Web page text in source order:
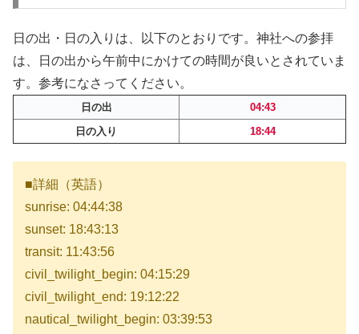
日の出・日の入りは、以下のとおりです。神社への参拝
は、日の出から午前中にかけての時間が良いとされていま
す。参考になさってください。
日の出
04:43
日の入り
18:44
■詳細（英語）
sunrise: 04:44:38
sunset: 18:43:13
transit: 11:43:56
civil_twilight_begin: 04:15:29
civil_twilight_end: 19:12:22
nautical_twilight_begin: 03:39:53